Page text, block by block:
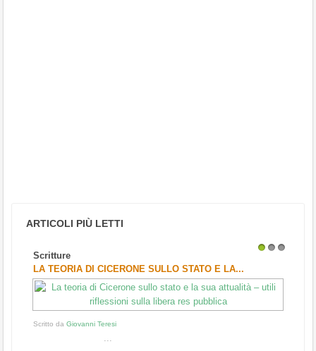
ARTICOLI PIÙ LETTI
Scritture
LA TEORIA DI CICERONE SULLO STATO E LA...
Scritto da Giovanni Teresi
...